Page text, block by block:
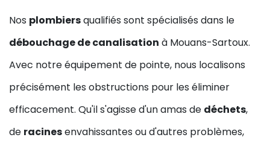
Nos plombiersqualifiés sont spécialisés dans le
débouchage de canalisation à Mouans-Sartoux.
Avec notre équipement de pointe, nous localisons
précisément les obstructions pour les éliminer
efficacement. Qu'il s'agisse d'un amas de déchets,
de racinesenvahissantes ou d'autres problèmes,